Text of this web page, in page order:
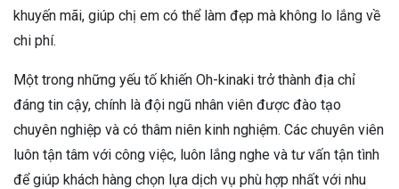
khuyến mãi, giúp chị em có thể làm đẹp mà không lo lắng về
chi phí.
Một trong những yếu tố khiến Oh-kinaki trở thành địa chỉ
đáng tin cậy, chính là đội ngũ nhân viên được đào tạo
chuyên nghiệp và có thâm niên kinh nghiệm. Các chuyên viên
luôn tận tâm với công việc, luôn lắng nghe và tư vấn tận tình
để giúp khách hàng chọn lựa dịch vụ phù hợp nhất với nhu